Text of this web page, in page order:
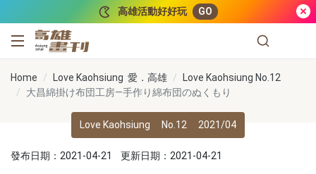
高雄活動好好玩 GO
高雄畫刊
Home Love Kaohsiung 愛．高雄
Love Kaohsiung No.12
大昌綿掛け布団工房―手作り綿布団のぬくもり
Love Kaohsiung No.12 2021/04
發布日期：2021-04-21 更新日期：2021-04-21